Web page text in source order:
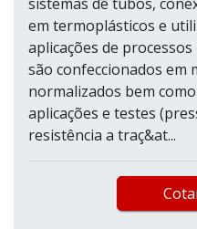
em termoplásticos e
aplicações de
são confeccionados em
normalizados bem
aplicações e testes
resistência a traç&at...